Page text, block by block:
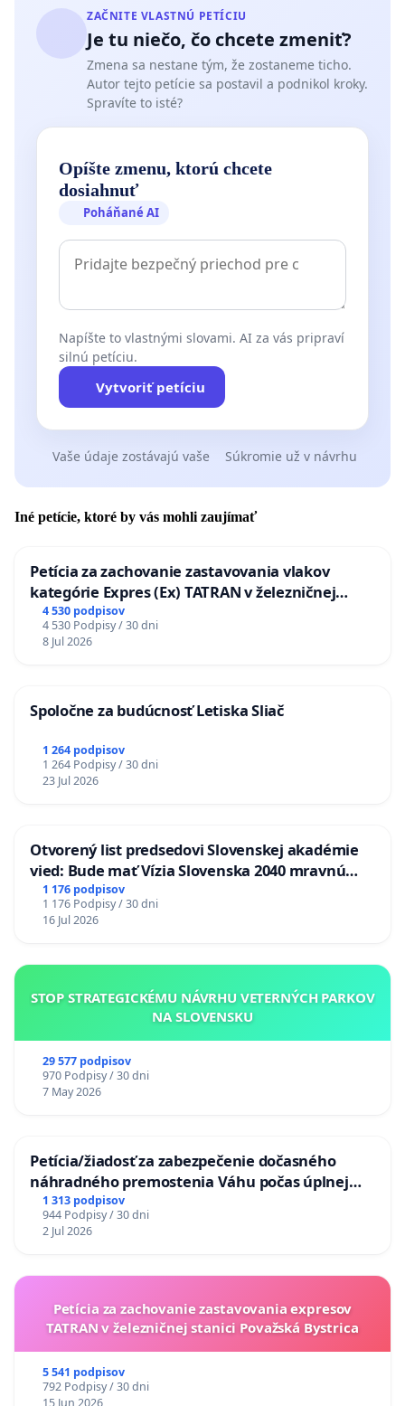
ZAČNITE VLASTNÚ PETÍCIU
Je tu niečo, čo chcete zmeniť?
Zmena sa nestane tým, že zostaneme ticho.
Autor tejto petície sa postavil a podnikol kroky.
Spravíte to isté?
Opíšte zmenu, ktorú chcete
dosiahnuť
Poháňané AI
Napíšte to vlastnými slovami. AI za vás pripraví
silnú petíciu.
Vytvoriť petíciu
Vaše údaje zostávajú vaše Súkromie už v návrhu
Iné petície, ktoré by vás mohli zaujímať
Petícia za zachovanie zastavovania vlakov
kategórie Expres (Ex) TATRAN v železničnej
stanici Púchov
4 530 podpisov
4 530 Podpisy / 30 dni
8 Jul 2026
Spoločne za budúcnosť Letiska Sliač
1 264 podpisov
1 264 Podpisy / 30 dni
23 Jul 2026
Otvorený list predsedovi Slovenskej akadémie
vied: Bude mať Vízia Slovenska 2040 mravnú
chrbticu?
1 176 podpisov
1 176 Podpisy / 30 dni
16 Jul 2026
STOP STRATEGICKÉMU NÁVRHU VETERNÝCH PARKOV
NA SLOVENSKU
29 577 podpisov
970 Podpisy / 30 dni
7 May 2026
Petícia/žiadosť za zabezpečenie dočasného
náhradného premostenia Váhu počas úplnej
uzávery Vážskeho mosta v Komárne
1 313 podpisov
944 Podpisy / 30 dni
2 Jul 2026
Petícia za zachovanie zastavovania expresov
TATRAN v železničnej stanici Považská Bystrica
5 541 podpisov
792 Podpisy / 30 dni
15 Jun 2026